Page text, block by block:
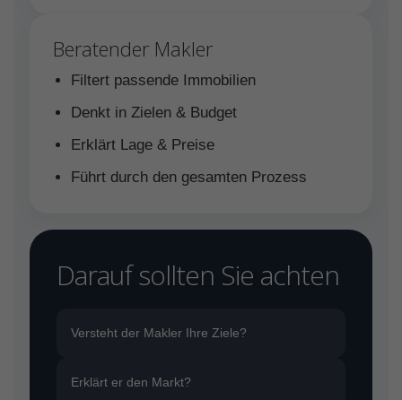
Beratender Makler
Filtert passende Immobilien
Denkt in Zielen & Budget
Erklärt Lage & Preise
Führt durch den gesamten Prozess
Darauf sollten Sie achten
Versteht der Makler Ihre Ziele?
Erklärt er den Markt?